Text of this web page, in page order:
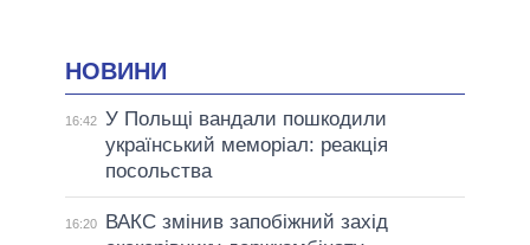
НОВИНИ
16:42 У Польщі вандали пошкодили
український меморіал: реакція
посольства
16:20
ВАКС змінив запобіжний захід